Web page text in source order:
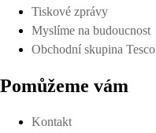
Tiskové zprávy
Myslíme na budoucnost
Obchodní skupina Tesco
Pomůžeme vám
Kontakt